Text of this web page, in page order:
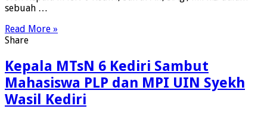
sebuah …
Read More »
Share
Kepala MTsN 6 Kediri Sambut
Mahasiswa PLP dan MPI UIN Syekh
Wasil Kediri